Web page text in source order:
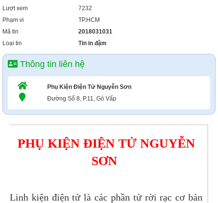
Tổng Hợp
Lượt xem
7232
Phạm vi
TP.HCM
Mã tin
2018031031
Loại tin
Tin in đậm
Thông tin liên hệ
Phụ Kiện Điện Tử Nguyễn Sơn
Đường Số 8, P.11, Gò Vấp
PHỤ KIỆN ĐIỆN TỬ NGUYỄN
SƠN
Linh kiện điện tử là các phần tử rời rạc cơ bản